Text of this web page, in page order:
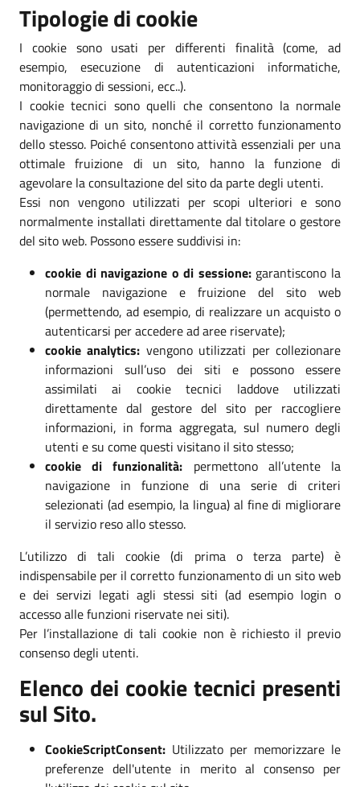
Tipologie di cookie
I cookie sono usati per differenti finalità (come, ad
esempio, esecuzione di autenticazioni informatiche,
monitoraggio di sessioni, ecc..).
I cookie tecnici sono quelli che consentono la normale
navigazione di un sito, nonché il corretto funzionamento
dello stesso. Poiché consentono attività essenziali per una
ottimale fruizione di un sito, hanno la funzione di
agevolare la consultazione del sito da parte degli utenti.
Essi non vengono utilizzati per scopi ulteriori e sono
normalmente installati direttamente dal titolare o gestore
del sito web. Possono essere suddivisi in:
cookie di navigazione o di sessione:garantiscono la
normale navigazione e fruizione del sito web
(permettendo, ad esempio, di realizzare un acquisto o
autenticarsi per accedere ad aree riservate);
cookie analytics: vengono utilizzati per collezionare
informazioni sull’uso dei siti e possono essere
assimilati ai cookie tecnici laddove utilizzati
direttamente dal gestore del sito per raccogliere
informazioni, in forma aggregata, sul numero degli
utenti e su come questi visitano il sito stesso;
cookie di funzionalità: permettono all’utente la
navigazione in funzione di una serie di criteri
selezionati (ad esempio, la lingua) al fine di migliorare
il servizio reso allo stesso.
L’utilizzo di tali cookie (di prima o terza parte) è
indispensabile per il corretto funzionamento di un sito web
e dei servizi legati agli stessi siti (ad esempio login o
accesso alle funzioni riservate nei siti).
Per l’installazione di tali cookie non è richiesto il previo
consenso degli utenti.
Elenco dei cookie tecnici presenti
sul Sito.
CookieScriptConsent: Utilizzato per memorizzare le
preferenze dell'utente in merito al consenso per